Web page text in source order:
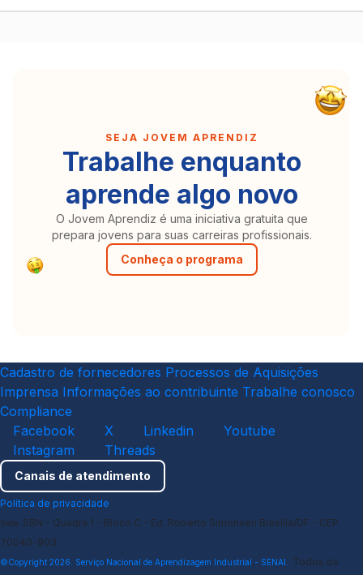
SEJA JOVEM APRENDIZ
Trabalhe enquanto
aprende algo novo
O Jovem Aprendiz é uma iniciativa gratuita que
prepara jovens para suas carreiras profissionais.
Conheça o programa
Cadastro de fornecedores Processos de Aquisições
Imprensa Informações ao contribuinte Trabalhe conosco
Compliance
Facebook
X Linkedin
Youtube
Instagram
Threads
Canais de atendimento
Política de privacidade
Sede SBN - Quadra 1 - Bloco C - Ed. Roberto Simonsen Brasília/DF - CEP
70040-903
©Copyright 2026. Serviço Nacional de Aprendizagem Industrial - SENAI.
Todos os